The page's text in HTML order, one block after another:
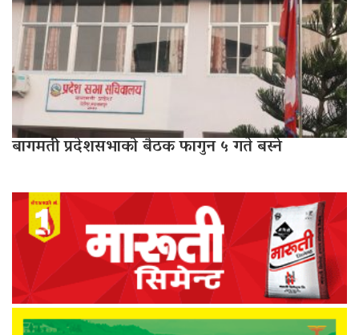
बागमती प्रदेशसभाको बैठक फागुन ५ गते बस्ने